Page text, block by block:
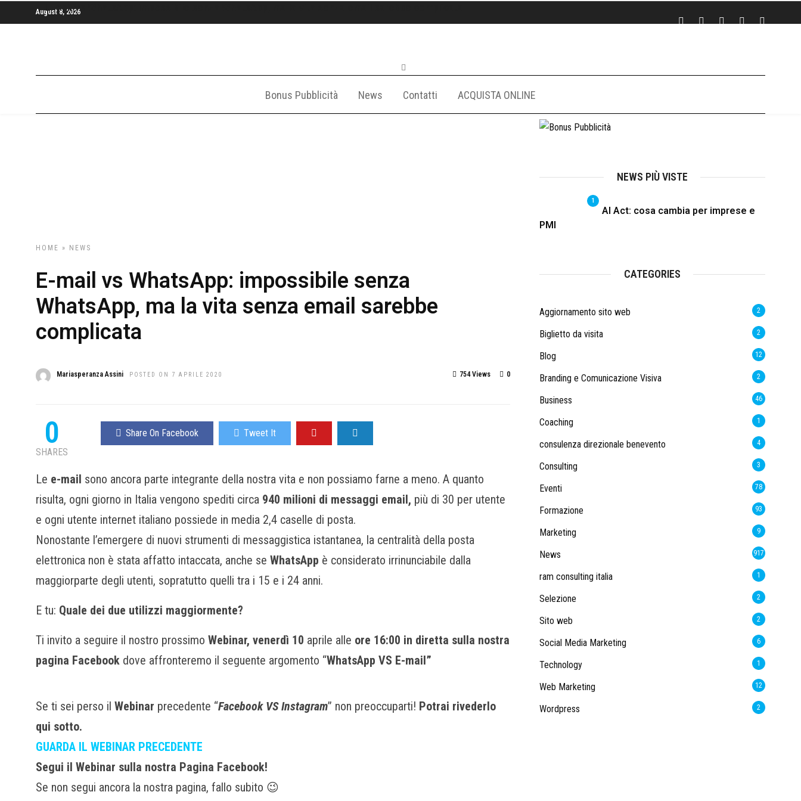
August 8, 2026
Bonus Pubblicità News Contatti ACQUISTA ONLINE
HOME » NEWS
E-mail vs WhatsApp: impossibile senza
WhatsApp, ma la vita senza email sarebbe
complicata
Mariasperanza Assini POSTED ON 7 APRILE 2020 0
754 Views
0
SHARES
Share On Facebook Tweet It
Le e-mail sono ancora parte integrante della nostra vita e non possiamo farne a meno. A quanto
risulta, ogni giorno in Italia vengono spediti circa 940 milioni di messaggi email, più di 30 per utente
e ogni utente internet italiano possiede in media 2,4 caselle di posta.
Nonostante l’emergere di nuovi strumenti di messaggistica istantanea, la centralità della posta
elettronica non è stata affatto intaccata, anche se WhatsApp è considerato irrinunciabile dalla
maggiorparte degli utenti, sopratutto quelli tra i 15 e i 24 anni.
E tu: Quale dei due utilizzi maggiormente?
Ti invito a seguire il nostro prossimo Webinar, venerdì 10 aprile alle ore 16:00 in diretta sulla nostra
pagina Facebook dove affronteremo il seguente argomento “WhatsApp VS E-mail”
Se ti sei perso il Webinar precedente “Facebook VS Instagram” non preoccuparti! Potrai rivederlo
qui sotto.
GUARDA IL WEBINAR PRECEDENTE
Segui il Webinar sulla nostra Pagina Facebook!
Se non segui ancora la nostra pagina, fallo subito 😉
NEWS PIÙ VISTE
1
AI Act: cosa cambia per imprese e
PMI
CATEGORIES
Aggiornamento sito web 2
Biglietto da visita 2
Blog 12
Branding e Comunicazione Visiva 2
Business 46
Coaching 1
consulenza direzionale benevento 4
Consulting 3
Eventi 78
Formazione 93
Marketing 9
News 917
ram consulting italia 1
Selezione 2
Sito web 2
Social Media Marketing 6
Technology 1
Web Marketing 12
Wordpress 2
E-mail vs WhatsApp: impossibile senza WhatsApp, ma la vita senza email sarebbe complicata